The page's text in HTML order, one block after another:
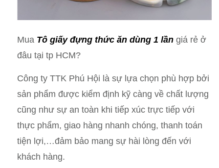
Mua Tô giấyđựng thức ăn dùng 1 lần giá rẻ ở
đâu tại tp HCM?
Công ty TTK Phú Hội là sự lựa chọn phù hợp bởi
sản phẩm được kiểm định kỹ càng về chất lượng
cũng như sự an toàn khi tiếp xúc trực tiếp với
thực phẩm, giao hàng nhanh chóng, thanh toán
tiện lợi,…đảm bảo mang sự hài lòng đến với
khách hàng.